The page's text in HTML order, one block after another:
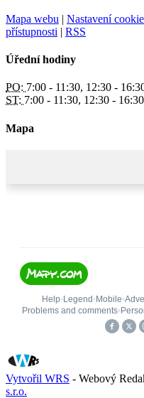
Mapa webu | Nastavení
přístupnosti | RSS
Úřední hodiny
PO: 7:00 - 11:30, 12:30 -
ST: 7:00 - 11:30, 12:30 - 16:30
Mapa
Vytvořil WRS - Webový
s.r.o.